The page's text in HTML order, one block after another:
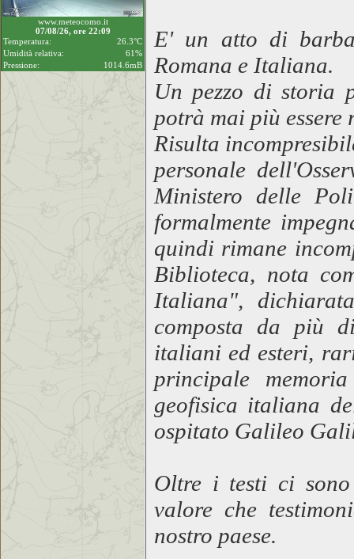
www.meteocomo.it
07/08/26, ore 22:09
Temperatura:
26.3°C
Umidità relativa:
61%
Pressione:
1014.6mB
E' un atto di
Romana e Italiana.
Un pezzo di storia
potrà mai più essere
Risulta
personale
Ministero delle
formalmente
quindi rimane
Biblioteca, nota
Italiana",
composta da più
italiani ed esteri,
principale
geofisica italiana
ospitato Galileo
Oltre i testi ci
valore che
nostro paese.